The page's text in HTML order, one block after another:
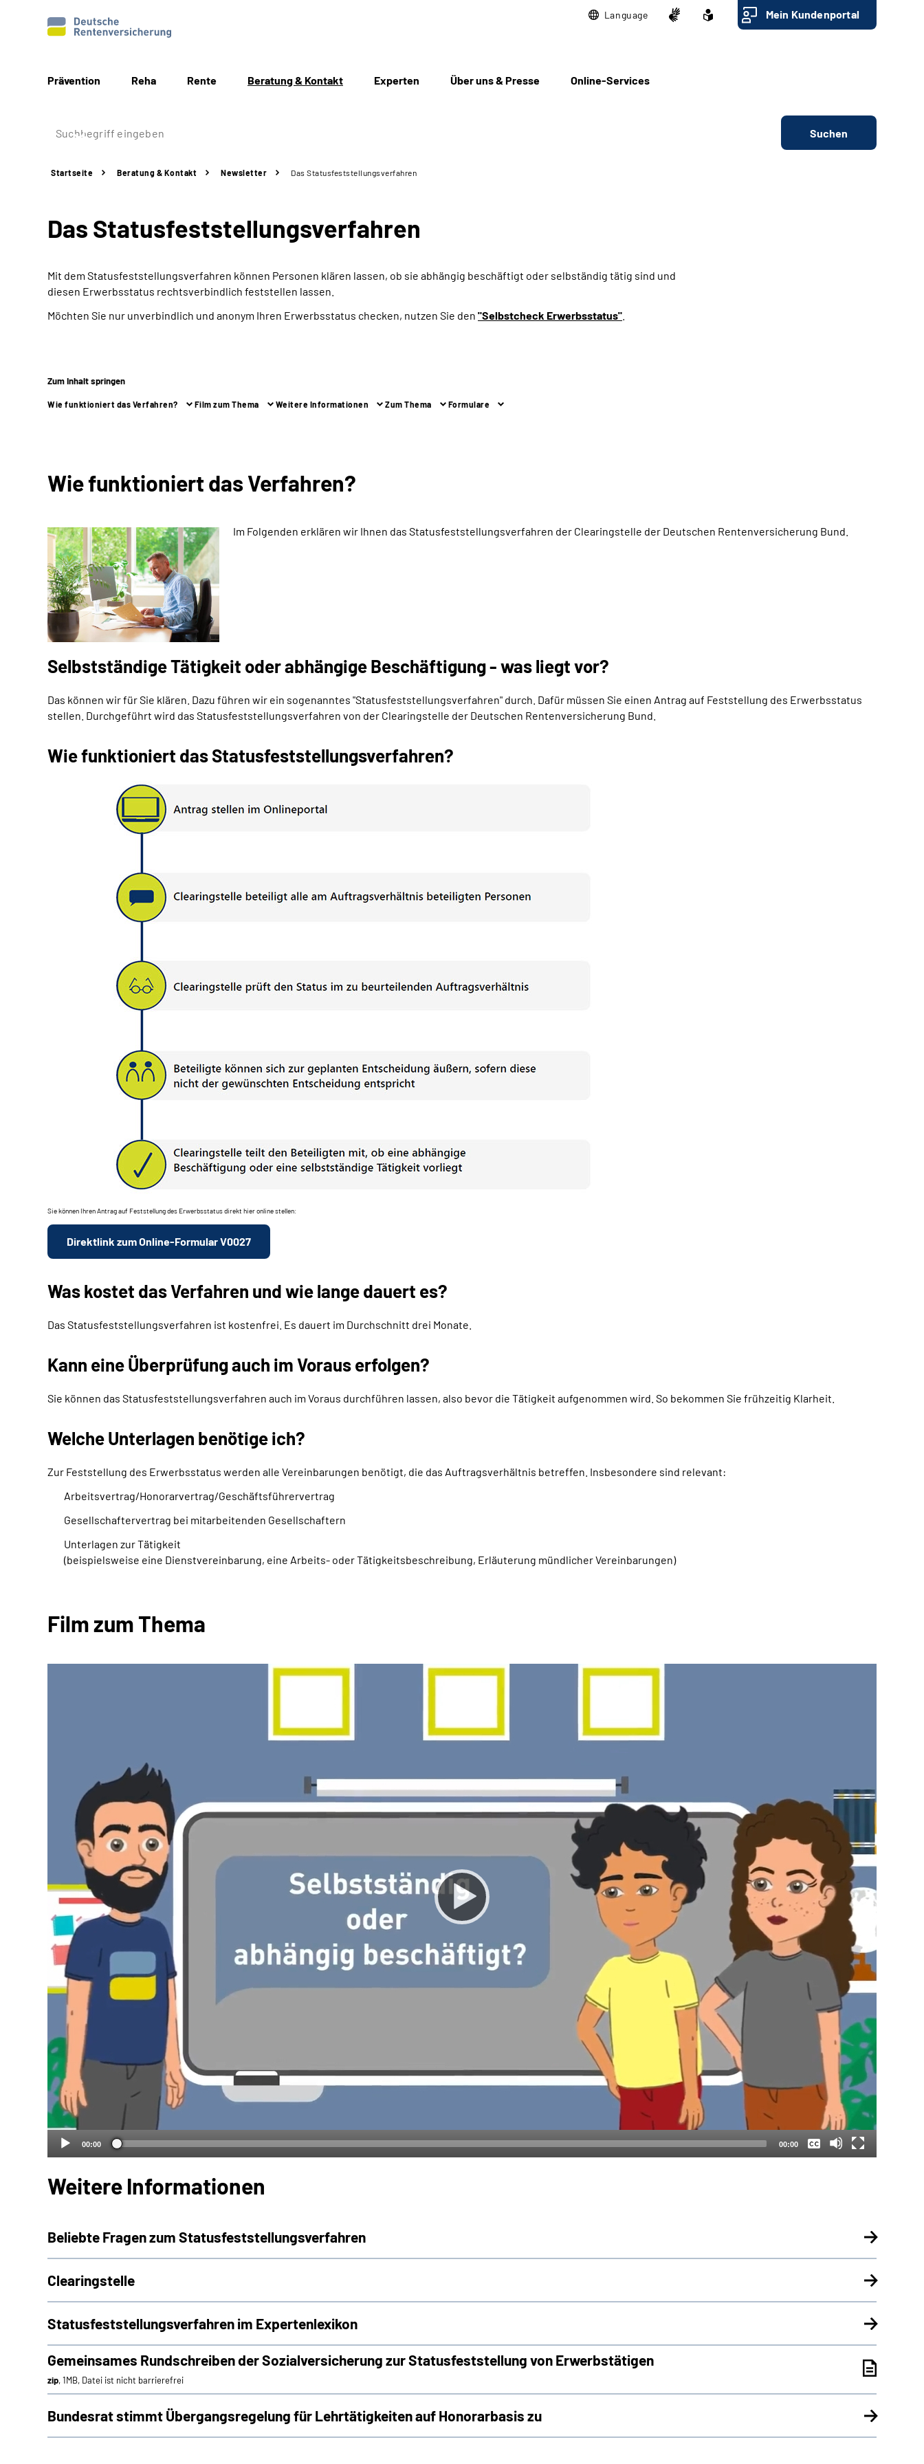
Language Mein Kundenportal
Prävention Reha Rente Beratung & Kontakt Experten Über uns & Presse Online-Services
Suchen
Startseite Beratung & Kontakt Newsletter Das Statusfeststellungs­verfahren
Das Statusfeststellungs­verfahren
Mit dem Statusfeststellungsverfahren können Personen klären lassen, ob sie abhängig beschäftigt oder selbständig tätig sind und
diesen Erwerbsstatus rechtsverbindlich feststellen lassen.
Möchten Sie nur unverbindlich und anonym Ihren Erwerbsstatus checken, nutzen Sie den "Selbstcheck Erwerbsstatus"
Zum Inhalt springen
Wie funktioniert das Verfahren? Film zum Thema Weitere Informationen Zum Thema Formulare
Wie funktioniert das Verfahren?
Im Folgenden erklären wir Ihnen das Statusfeststellungsverfahren der Clearingstelle der Deutschen Rentenversicherung Bund.
Selbstständige Tätigkeit oder abhängige Beschäftigung - was liegt vor?
Das können wir für Sie klären. Dazu führen wir ein sogenanntes "Statusfeststellungsverfahren" durch. Dafür müssen Sie einen Antrag auf Feststellung des Erwerbsstatus
stellen. Durchgeführt wird das Statusfeststellungsverfahren von der Clearingstelle der Deutschen Rentenversicherung Bund.
Wie funktioniert das Statusfeststellungsverfahren?
Sie können Ihren Antrag auf Feststellung des Erwerbsstatus direkt hier online stellen:
Direktlink zum Online-Formular V0027
Was kostet das Verfahren und wie lange dauert es?
Das Statusfeststellungsverfahren ist kostenfrei. Es dauert im Durchschnitt drei Monate.
Kann eine Überprüfung auch im Voraus erfolgen?
Sie können das Statusfeststellungsverfahren auch im Voraus durchführen lassen, also bevor die Tätigkeit aufgenommen wird. So bekommen Sie frühzeitig Klarheit.
Welche Unterlagen benötige ich?
Zur Feststellung des Erwerbsstatus werden alle Vereinbarungen benötigt, die das Auftragsverhältnis betreffen. Insbesondere sind relevant:
Arbeitsvertrag/Honorarvertrag/Geschäftsführervertrag
Gesellschaftervertrag bei mitarbeitenden Gesellschaftern
Unterlagen zur Tätigkeit
(beispielsweise eine Dienstvereinbarung, eine Arbeits- oder Tätigkeitsbeschreibung, Erläuterung mündlicher Vereinbarungen)
Film zum Thema
00:00 00:00
Keine
Deutsch
Weitere Informationen
Beliebte Fragen zum Statusfeststellungsverfahren
Clearingstelle
Statusfeststellungsverfahren im Expertenlexikon
Gemeinsames Rundschreiben der Sozialversicherung zur Statusfeststellung von Erwerbstätigen
zip, 1MB, Datei ist nicht barrierefrei
Bundesrat stimmt Übergangsregelung für Lehrtätigkeiten auf Honorarbasis zu